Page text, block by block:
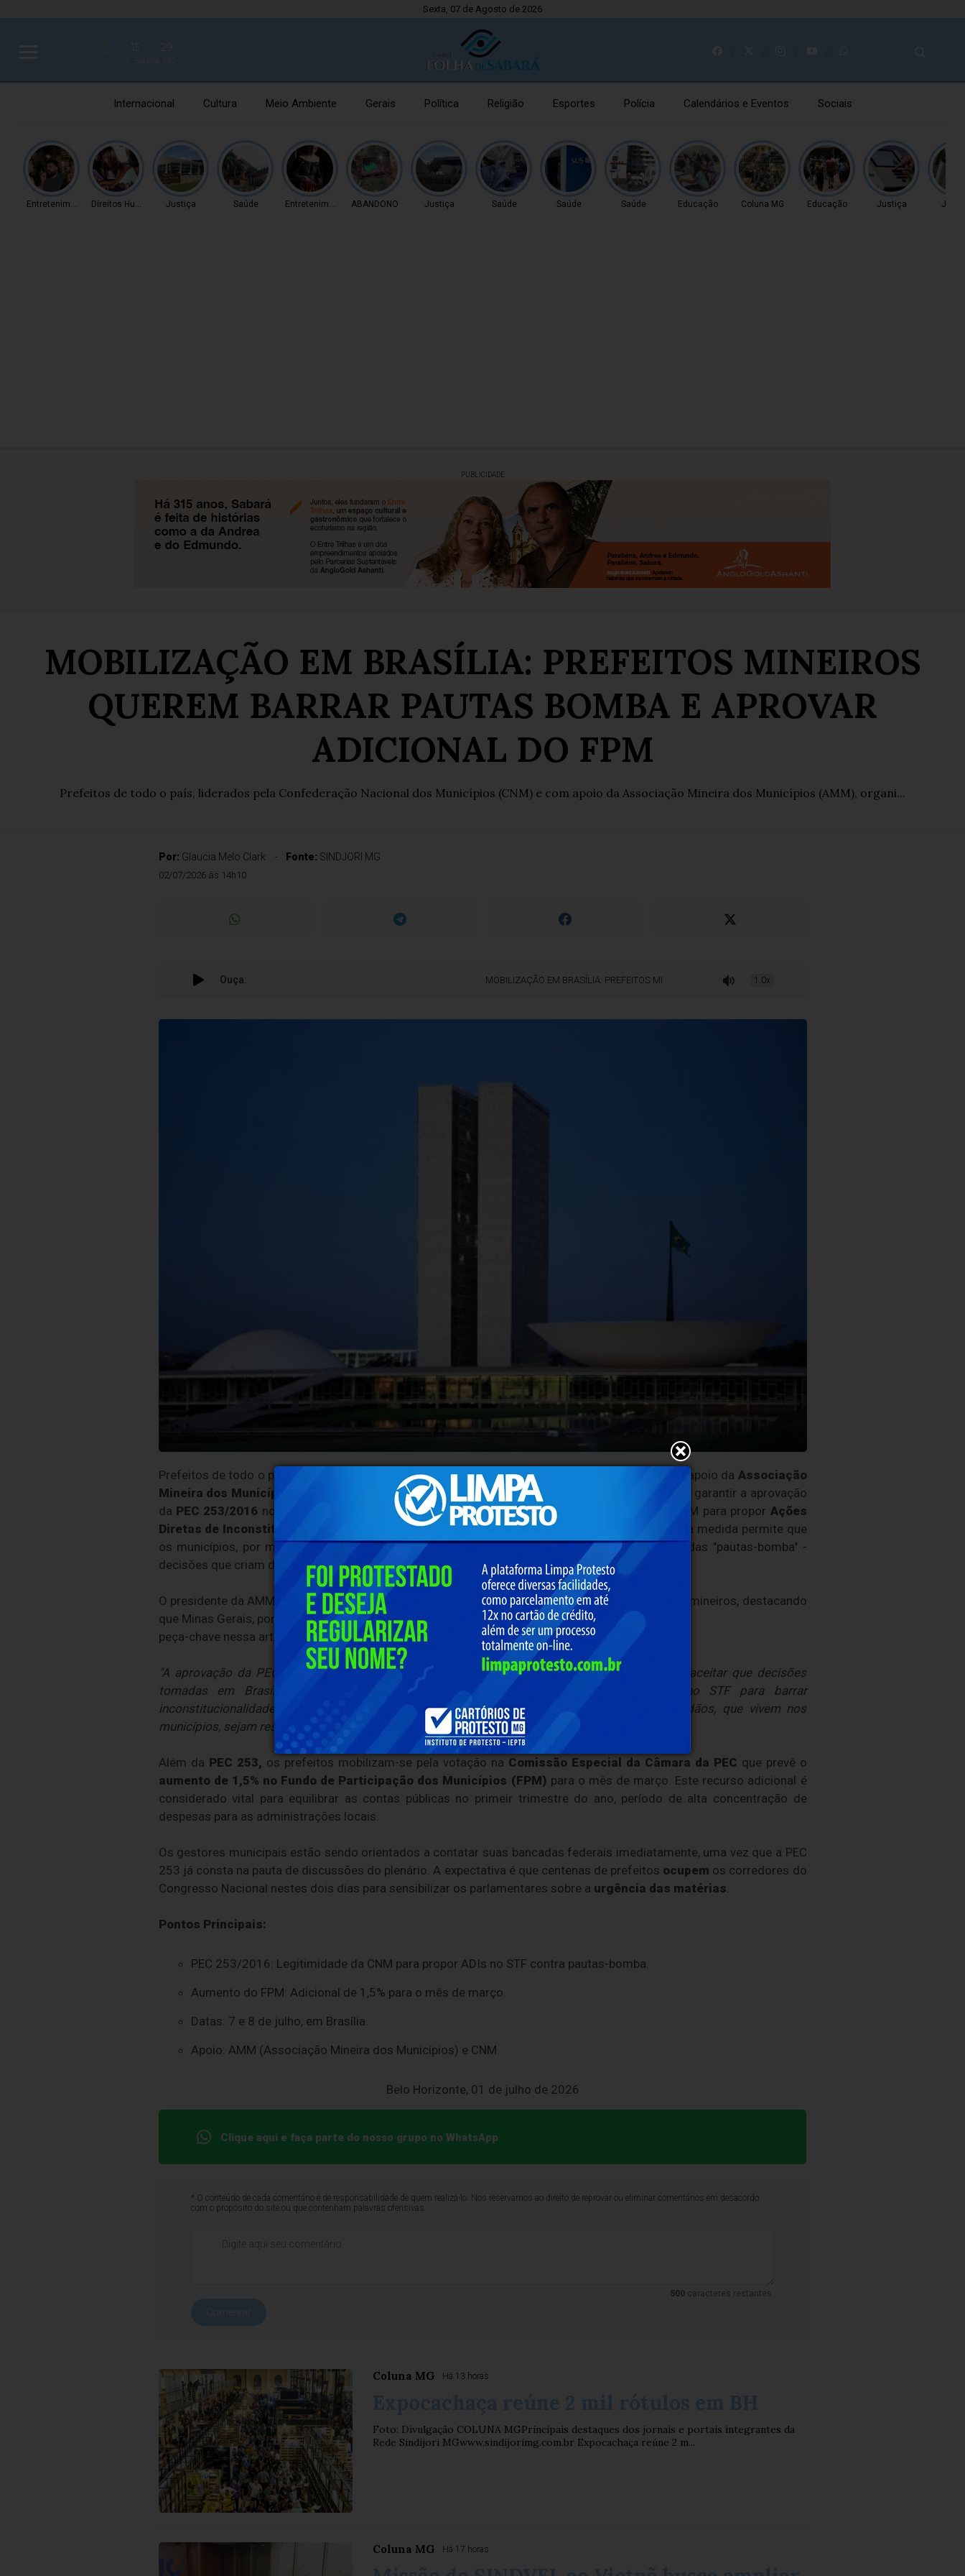
Sexta, 07 de Agosto de 2026
Internacional Cultura Meio Ambiente Gerais Política Religião Esportes Polícia Calendários e Eventos Sociais
Entretenimento Direitos Humanos Justiça Saúde Entretenimento ABANDONO Justiça Saúde Saúde Saúde Educação Coluna MG Educação Justiça
PUBLICIDADE
MOBILIZAÇÃO EM BRASÍLIA: PREFEITOS MINEIROS
QUEREM BARRAR PAUTAS BOMBA E APROVAR
ADICIONAL DO FPM
Prefeitos de todo o país, liderados pela Confederação Nacional dos Municípios (CNM) e com apoio da Associação Mineira dos Municípios (AMM), organi...
Por: Glaucia Melo Clark Fonte: SINDJORI MG
02/07/2026 às 14h10
Ouça: MOBILIZAÇÃO EM BRASÍLIA: PREFEITOS MINEIROS QUEREM BARRAR PAUTAS BOMBA E APROVAR ADICIONAL DO FPM
1.0x
Prefeitos de todo o país, liderados pela Confederação Nacional dos Municípios (CNM) e com apoio da Associação
Mineira dos Municípios (AMM)
, organizaram uma ofensiva nos7 e 8 de julho em Brasília
para garantir a aprovação
da PEC 253/2016 no plenário da Câmara dos Deputados. A proposta confere legitimidade à CNM para propor Ações
Diretas de Inconstitucionalidade (ADIs)
perante o Supremo Tribunal Federal (STF). Na prática, a medida permite que
os municípios, por meio de sua representação nacional, atuem juridicamente contra as chamadas "pautas-bomba" -
decisões que criam despesas para as cidades sem a devida contrapartida de receita.
O presidente da AMM e prefeito de Iguatama,
, reforçou a convocação aos gestores mineiros, destacando
que Minas Gerais, por possuir o maior número de municípios do país, é
peça-chave nessa articulação.
"A aprovação da PEC 253/2016 é uma questão de justiça e autonomia. Não podemos mais aceitar que decisões
tomadas em Brasília asfixiem as contas municipais sem que tenhamos voz direta no STF para barrar
inconstitucionalidades. Minas está unida e presente para garantir que os direitos dos cidadãos, que vivem nos
municípios, sejam respeitados"
, afirma Lucas Vieira
Além da PEC 253, os prefeitos mobilizam-se pela votação na Comissão Especial da Câmara da PEC que prevê o
aumento de 1,5% no Fundo de Participação dos Municípios (FPM) para o mês de março. Este recurso adicional é
considerado vital para equilibrar as contas públicas no primeir trimestre do ano, período de alta concentração de
despesas para as administrações locais.
Os gestores municipais estão sendo orientados a contatar suas bancadas federais imediatamente, uma vez que a PEC
253 já consta na pauta de discussões do plenário. A expectativa é que centenas de prefeitos ocupem os corredores do
Congresso Nacional nestes dois dias para sensibilizar os parlamentares sobre a urgência das matérias.
Pontos Principais:
PEC 253/2016: Legitimidade da CNM para propor ADIs no STF contra pautas-bomba.
Aumento do FPM: Adicional de 1,5% para o mês de março.
Datas: 7 e 8 de julho, em Brasília.
Apoio: AMM (Associação Mineira dos Municípios) e CNM.
Belo Horizonte, 01 de julho de 2026
Clique aqui e faça parte do nosso grupo no WhatsApp
* O conteúdo de cada comentário é de responsabilidade de quem realizá-lo. Nos reservamos ao direito de reprovar ou eliminar comentários em desacordo
com o propósito do site ou que contenham palavras ofensivas.
500 caracteres restantes.
Coluna MG Há 13 horas
Foto: Divulgação COLUNA MGPrincipais destaques dos jornais e portais integrantes da
Rede Sindijori MGwww.sindijorimg.com.br Expocachaça reúne 2 m...
Coluna MG Há 17 horas